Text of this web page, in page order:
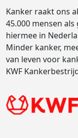
Kanker raakt ons
45.000 mensen
hiermee in
Minder kanker,
van leven voor
KWF